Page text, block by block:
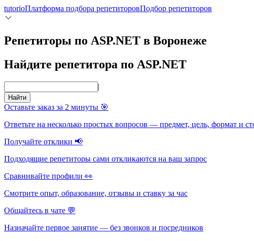
tutorioПлатформа подбора репетиторовПодбор репетиторов
Репетиторы по ASP.NET в Воронеже
Найдите репетитора по ASP.NET
|
Найти
Оставьте заказ за 2 минуты 🎯
Ответьте на несколько простых вопросов — предмет, цель, формат и
Получайте отклики 📢
Подходящие репетиторы сами откликаются на ваш запрос
Сравнивайте профили 👀
Смотрите опыт, образование, отзывы и ставку за час
Общайтесь в чате 💬
Назначайте первое занятие — без звонков и посредников